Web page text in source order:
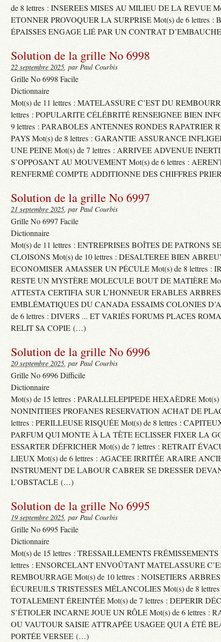
de 8 lettres : INSEREES MISES AU MILIEU DE LA REVUE
ETONNER PROVOQUER LA SURPRISE Mot(s) de 6 lettres :
ÉPAISSES ENGAGE LIÉ PAR UN CONTRAT
Solution de la grille No 6998
22 septembre 2025, par Paul Courbis
Grille No 6998 Facile
Dictionnaire
Mot(s) de 11 lettres : MATELASSURE C’EST DU
lettres : POPULARITE CÉLÉBRITÉ RENSEIGNEE BIEN
9 lettres : PARABOLES ANTENNES RONDES RAPATRIER
PAYS Mot(s) de 8 lettres : GARANTIE ASSURANCE
UNE PEINE Mot(s) de 7 lettres : ARRIVEE ADVENUE
S’OPPOSANT AU MOUVEMENT Mot(s) de 6 lettres :
RENFERMÉ COMPTE ADDITIONNE DES CHIFFRES
Solution de la grille No 6997
21 septembre 2025, par Paul Courbis
Grille No 6997 Facile
Dictionnaire
Mot(s) de 11 lettres : ENTREPRISES BOÎTES DE PATRONS
CLOISONS Mot(s) de 10 lettres : DESALTEREE BIEN
ECONOMISER AMASSER UN PÉCULE Mot(s) de 8 lettres :
RESTE UN MYSTÈRE MOLECULE BOUT DE MATIÈRE
ATTESTA CERTIFIA SUR L’HONNEUR ERABLES ARBRES
EMBLÉMATIQUES DU CANADA ESSAIMS COLONIES
de 6 lettres : DIVERS ... ET VARIÉS FORUMS PLACES
RELIT SA COPIE (…)
Solution de la grille No 6996
20 septembre 2025, par Paul Courbis
Grille No 6996 Difficile
Dictionnaire
Mot(s) de 15 lettres : PARALLELEPIPEDE HEXAÈDRE Mot(s)
NONINITIEES PROFANES RESERVATION ACHAT DE
lettres : PERILLEUSE RISQUÉE Mot(s) de 8 lettres :
PARFUM QUI MONTE À LA TÊTE ECLISSER FIXER LA
ESSARTER DÉFRICHER Mot(s) de 7 lettres : RETRAIT
LIEUX Mot(s) de 6 lettres : AGACEE IRRITÉE ARAIRE
INSTRUMENT DE LABOUR CABRER SE DRESSER
L’OBSTACLE (…)
Solution de la grille No 6995
19 septembre 2025, par Paul Courbis
Grille No 6995 Facile
Dictionnaire
Mot(s) de 15 lettres : TRESSAILLEMENTS FRÉMISSEMENTS
lettres : ENSORCELANT ENVOÛTANT MATELASSURE
REMBOURRAGE Mot(s) de 10 lettres : NOISETIERS
ÉCUREUILS TRISTESSES MÉLANCOLIES Mot(s) de 8
TOTALEMENT ÉREINTÉE Mot(s) de 7 lettres : DEPERIR
S’ÉTIOLER INCARNE JOUE UN RÔLE Mot(s) de 6 lettres :
OU VAUTOUR SAISIE ATTRAPÉE USAGEE QUI A ÉTÉ
PORTÉE VERSEE (…)